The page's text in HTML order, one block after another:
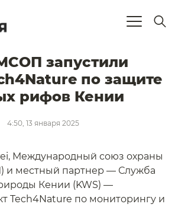
запустили
по защите
рифов Кении
4:50, 13 января 2025
Международный союз охраны
местный партнер — Служба
Кении (KWS) —
Tech4Nature по мониторингу и